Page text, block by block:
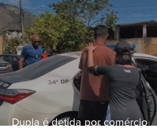
Dupla é detida por comércio